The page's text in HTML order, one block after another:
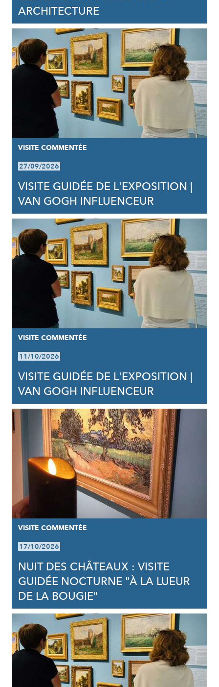
ARCHITECTURE
VISITE COMMENTÉE
27/09/2026
VISITE GUIDÉE DE L'EXPOSITION |
VAN GOGH INFLUENCEUR
VISITE COMMENTÉE
11/10/2026
VISITE GUIDÉE DE L'EXPOSITION |
VAN GOGH INFLUENCEUR
VISITE COMMENTÉE
17/10/2026
NUIT DES CHÂTEAUX : VISITE
GUIDÉE NOCTURNE "À LA LUEUR
DE LA BOUGIE"